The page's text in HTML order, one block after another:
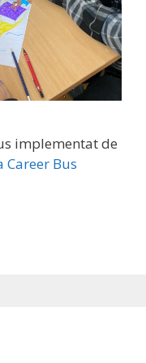
implementat de
Career Bus